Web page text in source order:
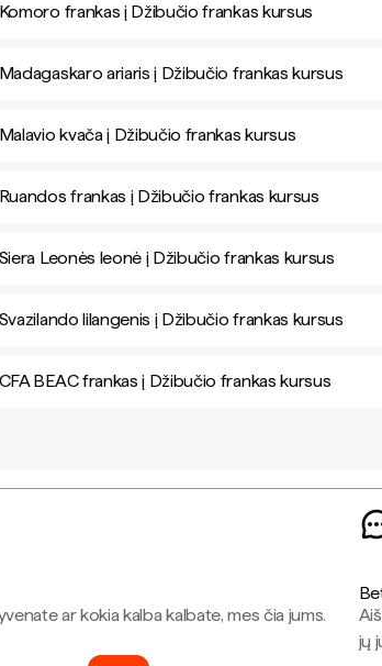
frankas į Džibučio frankas kursus
ariaris į Džibučio frankas kursus
kvača į Džibučio frankas kursus
frankas į Džibučio frankas kursus
Leonės leonė į Džibučio frankas kursus
lilangenis į Džibučio frankas kursus
BEAC frankas į Džibučio frankas kursus
ar kokia kalba kalbate, mes čia jums.
jų